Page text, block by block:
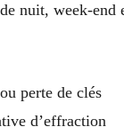
nuit, week-
perte de clés
d’effraction